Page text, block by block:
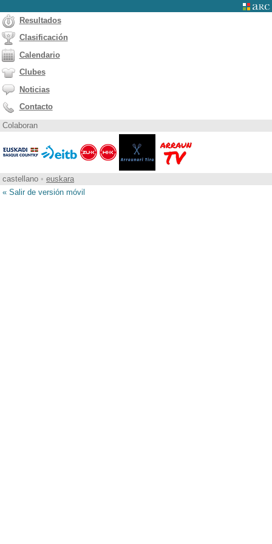
Resultados
Clasificación
Calendario
Clubes
Noticias
Contacto
Colaboran
castellano • euskara
« Salir de versión móvil